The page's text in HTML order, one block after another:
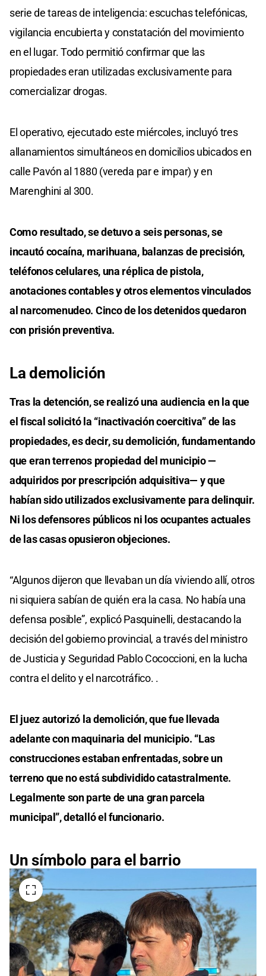
serie de tareas de inteligencia: escuchas telefónicas,
vigilancia encubierta y constatación del movimiento
en el lugar. Todo permitió confirmar que las
propiedades eran utilizadas exclusivamente para
comercializar drogas.
El operativo, ejecutado este miércoles, incluyó tres
allanamientos simultáneos en domicilios ubicados en
calle Pavón al 1880 (vereda par e impar) y en
Marenghini al 300.
Como resultado, se detuvo a seis personas, se
incautó cocaína, marihuana, balanzas de precisión,
teléfonos celulares, una réplica de pistola,
anotaciones contables y otros elementos vinculados
al narcomenudeo. Cinco de los detenidos quedaron
con prisión preventiva.
La demolición
Tras la detención, se realizó una audiencia en la que
el fiscal solicitó la “inactivación coercitiva” de las
propiedades, es decir, su demolición, fundamentando
que eran terrenos propiedad del municipio —
adquiridos por prescripción adquisitiva— y que
habían sido utilizados exclusivamente para delinquir.
Ni los defensores públicos ni los ocupantes actuales
de las casas opusieron objeciones.
“Algunos dijeron que llevaban un día viviendo allí, otros
ni siquiera sabían de quién era la casa. No había una
defensa posible”, explicó Pasquinelli, destacando la
decisión del gobierno provincial, a través del ministro
de Justicia y Seguridad Pablo Cococcioni, en la lucha
contra el delito y el narcotráfico. .
El juez autorizó la demolición, que fue llevada
adelante con maquinaria del municipio. “Las
construcciones estaban enfrentadas, sobre un
terreno que no está subdividido catastralmente.
Legalmente son parte de una gran parcela
municipal”, detalló el funcionario.
Un símbolo para el barrio